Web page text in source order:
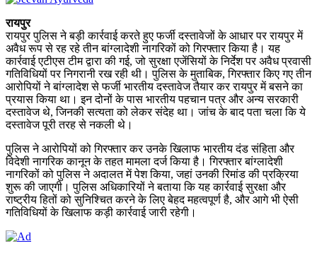
रायपुर
रायपुर पुलिस ने बड़ी कार्रवाई करते हुए फर्जी दस्तावेजों के आधार पर रायपुर में
अवैध रूप से रह रहे तीन बांग्लादेशी नागरिकों को गिरफ्तार किया है। यह
कार्रवाई एटीएस टीम द्वारा की गई, जो सुरक्षा एजेंसियों के निर्देश पर अवैध प्रवासी
गतिविधियों पर निगरानी रख रही थी। पुलिस के मुताबिक, गिरफ्तार किए गए तीन
आरोपियों ने बांग्लादेश से फर्जी भारतीय दस्तावेज तैयार कर रायपुर में बसने का
प्रयास किया था। इन दोनों के पास भारतीय पहचान पत्र और अन्य सरकारी
दस्तावेज थे, जिनकी सत्यता को लेकर संदेह था। जांच के बाद पता चला कि ये
दस्तावेज पूरी तरह से नकली थे।
पुलिस ने आरोपियों को गिरफ्तार कर उनके खिलाफ भारतीय दंड संहिता और
विदेशी नागरिक कानून के तहत मामला दर्ज किया है। गिरफ्तार बांग्लादेशी
नागरिकों को पुलिस ने अदालत में पेश किया, जहां उनकी रिमांड की प्रक्रिया
शुरू की जाएगी। पुलिस अधिकारियों ने बताया कि यह कार्रवाई सुरक्षा और
राष्ट्रीय हितों को सुनिश्चित करने के लिए बेहद महत्वपूर्ण है, और आगे भी ऐसी
गतिविधियों के खिलाफ कड़ी कार्रवाई जारी रहेगी।